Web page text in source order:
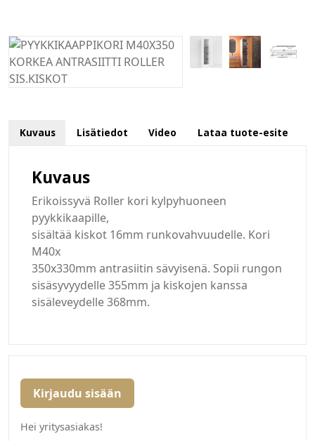
Kuvaus Lisätiedot Video Lataa tuote-esite
Kuvaus
Erikoissyvä Roller kori kylpyhuoneen
pyykkikaapille,
sisältää kiskot 16mm runkovahvuudelle. Kori
M40x
350x330mm antrasiitin sävyisenä. Sopii rungon
sisäsyvyydelle 355mm ja kiskojen kanssa
sisäleveydelle 368mm.
Kirjaudu sisään
Hei yritysasiakas!